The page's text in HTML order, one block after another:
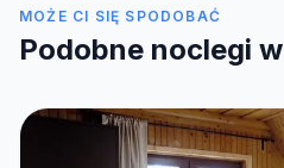
MOŻE CI SIĘ SPODOBAĆ
Podobne noclegi